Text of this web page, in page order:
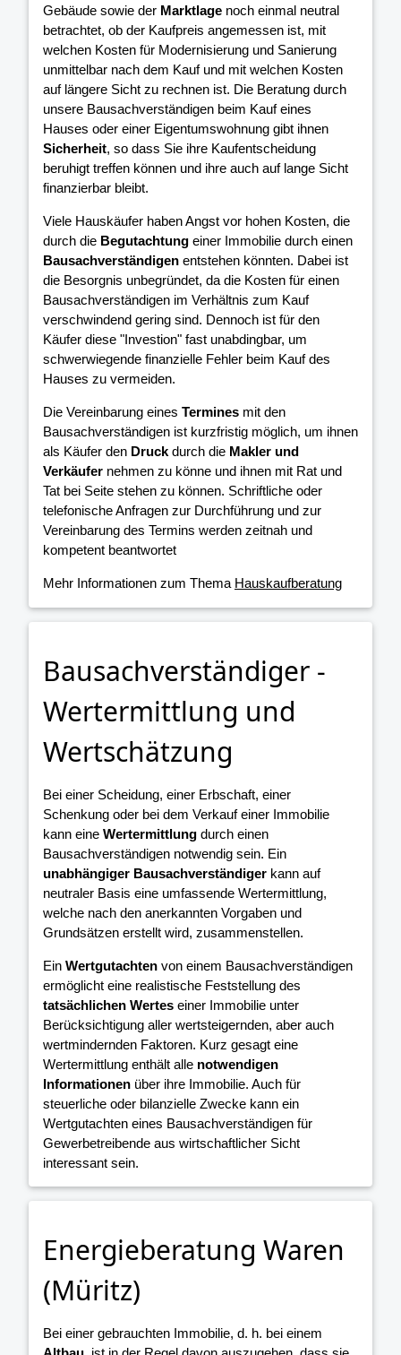
Gebäude sowie der Marktlage noch einmal neutral
betrachtet, ob der Kaufpreis angemessen ist, mit
welchen Kosten für Modernisierung und Sanierung
unmittelbar nach dem Kauf und mit welchen Kosten
auf längere Sicht zu rechnen ist. Die Beratung durch
unsere Bausachverständigen beim Kauf eines
Hauses oder einer Eigentumswohnung gibt ihnen
Sicherheit, so dass Sie ihre Kaufentscheidung
beruhigt treffen können und ihre auch auf lange Sicht
finanzierbar bleibt.
Viele Hauskäufer haben Angst vor hohen Kosten, die
durch die Begutachtung einer Immobilie durch einen
Bausachverständigen entstehen könnten. Dabei ist
die Besorgnis unbegründet, da die Kosten für einen
Bausachverständigen im Verhältnis zum Kauf
verschwindend gering sind. Dennoch ist für den
Käufer diese "Investion" fast unabdingbar, um
schwerwiegende finanzielle Fehler beim Kauf des
Hauses zu vermeiden.
Die Vereinbarung eines Termines mit den
Bausachverständigen ist kurzfristig möglich, um ihnen
als Käufer den Druckdurch die Makler und
Verkäufer nehmen zu könne und ihnen mit Rat und
Tat bei Seite stehen zu können. Schriftliche oder
telefonische Anfragen zur Durchführung und zur
Vereinbarung des Termins werden zeitnah und
kompetent beantwortet
Mehr Informationen zum Thema Hauskaufberatung
Bausachverständiger -
Wertermittlung und
Wertschätzung
Bei einer Scheidung, einer Erbschaft, einer
Schenkung oder bei dem Verkauf einer Immobilie
kann eine Wertermittlung durch einen
Bausachverständigen notwendig sein. Ein
unabhängiger Bausachverständiger kann auf
neutraler Basis eine umfassende Wertermittlung,
welche nach den anerkannten Vorgaben und
Grundsätzen erstellt wird, zusammenstellen.
Ein Wertgutachten von einem Bausachverständigen
ermöglicht eine realistische Feststellung des
tatsächlichen Wertes einer Immobilie unter
Berücksichtigung aller wertsteigernden, aber auch
wertmindernden Faktoren. Kurz gesagt eine
Wertermittlung enthält alle notwendigen
Informationen über ihre Immobilie. Auch für
steuerliche oder bilanzielle Zwecke kann ein
Wertgutachten eines Bausachverständigen für
Gewerbetreibende aus wirtschaftlicher Sicht
interessant sein.
Energieberatung Waren
(Müritz)
Bei einer gebrauchten Immobilie, d. h. bei einem